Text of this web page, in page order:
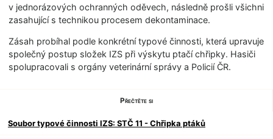
v jednorázových ochranných oděvech, následně prošli všichni
zasahující s technikou procesem dekontaminace.
Zásah probíhal podle konkrétní typové činnosti, která upravuje
společný postup složek IZS při výskytu ptačí chřipky. Hasiči
spolupracovali s orgány veterinární správy a Policií ČR.
Přečtěte si
Soubor typové činnosti IZS: STČ 11 - Chřipka ptáků